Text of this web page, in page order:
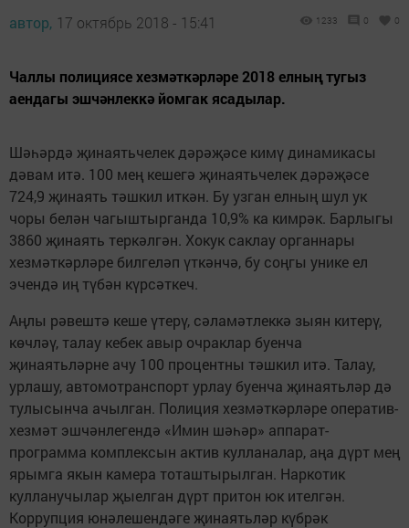
автор, 17 октябрь 2018 - 15:41 1233 0 0
Чаллы полициясе хезмәткәрләре 2018 елның тугыз
аендагы эшчәнлеккә йомгак ясадылар.
Шәһәрдә җинаятьчелек дәрәҗәсе кимү динамикасы
дәвам итә. 100 мең кешегә җинаятьчелек дәрәҗәсе
724,9 җинаять тәшкил иткән. Бу узган елның шул ук
чоры белән чагыштырганда 10,9% ка кимрәк. Барлыгы
3860 җинаять теркәлгән. Хокук саклау органнары
хезмәткәрләре билгеләп үткәнчә, бу соңгы унике ел
эчендә иң түбән күрсәткеч.
Аңлы рәвештә кеше үтерү, сәламәтлеккә зыян китерү,
көчләү, талау кебек авыр очраклар буенча
җинаятьләрне ачу 100 процентны тәшкил итә. Талау,
урлашу, автомотранспорт урлау буенча җинаятьләр дә
тулысынча ачылган. Полиция хезмәткәрләре оператив-
хезмәт эшчәнлегендә «Имин шәһәр» аппарат-
программа комплексын актив кулланалар, аңа дүрт мең
ярымга якын камера тоташтырылган. Наркотик
кулланучылар җыелган дүрт притон юк ителгән.
Коррупция юнәлешендәге җинаятьләр күбрәк